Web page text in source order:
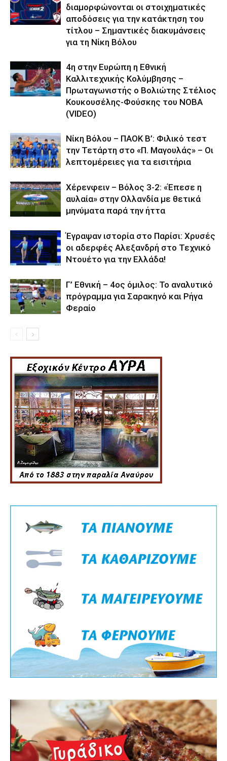
διαμορφώνονται οι στοιχηματικές
αποδόσεις για την κατάκτηση του
τίτλου – Σημαντικές διακυμάνσεις
για τη Νίκη Βόλου
4η στην Ευρώπη η Εθνική
Καλλιτεχνικής Κολύμβησης –
Πρωταγωνιστής ο Βολιώτης Στέλιος
Κουκουσέλης-Φούσκης του ΝΟΒΑ
(VIDEO)
Νίκη Βόλου – ΠΑΟΚ Β’: Φιλικό τεστ
την Τετάρτη στο «Π. Μαγουλάς» – Οι
λεπτομέρειες για τα εισιτήρια
Χέρενφειν – Βόλος 3-2: «Έπεσε η
αυλαία» στην Ολλανδία με θετικά
μηνύματα παρά την ήττα
Έγραψαν ιστορία στο Παρίσι: Χρυσές
οι αδερφές Αλεξανδρή στο Τεχνικό
Ντουέτο για την Ελλάδα!
Γ’ Εθνική – 4ος όμιλος: Το αναλυτικό
πρόγραμμα για Σαρακηνό και Ρήγα
Φεραίο